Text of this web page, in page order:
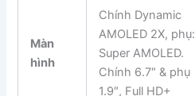
Màn
hình
Chính Dynamic
AMOLED 2X, phụ:
Super AMOLED.
Chính 6.7″ & phụ
1.9″, Full HD+